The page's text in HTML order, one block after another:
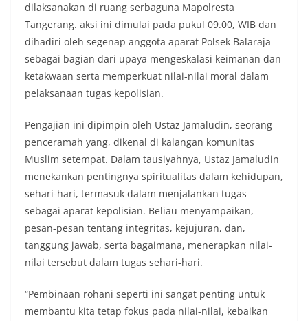
dilaksanakan di ruang serbaguna Mapolresta
Tangerang. aksi ini dimulai pada pukul 09.00, WIB dan
dihadiri oleh segenap anggota aparat Polsek Balaraja
sebagai bagian dari upaya mengeskalasi keimanan dan
ketakwaan serta memperkuat nilai-nilai moral dalam
pelaksanaan tugas kepolisian.
Pengajian ini dipimpin oleh Ustaz Jamaludin, seorang
penceramah yang, dikenal di kalangan komunitas
Muslim setempat. Dalam tausiyahnya, Ustaz Jamaludin
menekankan pentingnya spiritualitas dalam kehidupan,
sehari-hari, termasuk dalam menjalankan tugas
sebagai aparat kepolisian. Beliau menyampaikan,
pesan-pesan tentang integritas, kejujuran, dan,
tanggung jawab, serta bagaimana, menerapkan nilai-
nilai tersebut dalam tugas sehari-hari.
“Pembinaan rohani seperti ini sangat penting untuk
membantu kita tetap fokus pada nilai-nilai, kebaikan